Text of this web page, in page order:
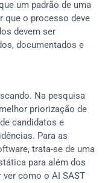
um padrão de uma
que o processo deve
devem ser
documentados e
Na pesquisa
priorização de
candidatos e
Para as
trata-se de uma
para além dos
ver como o AI SAST